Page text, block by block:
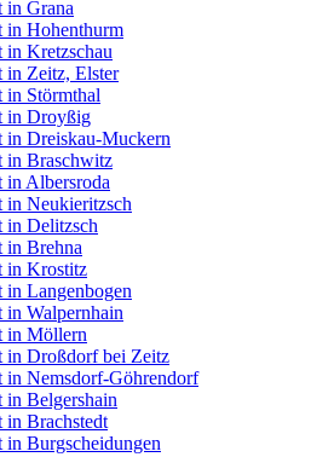
in Grana
in Hohenthurm
Kretzschau
in Zeitz, Elster
Störmthal
in Droyßig
Dreiskau-Muckern
in Braschwitz
Albersroda
Neukieritzsch
in Delitzsch
in Brehna
in Krostitz
Langenbogen
Walpernhain
in Möllern
in Droßdorf bei Zeitz
Nemsdorf-Göhrendorf
Belgershain
Brachstedt
Burgscheidungen